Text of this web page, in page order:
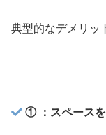
典型的なデメリッ
① ：スペース